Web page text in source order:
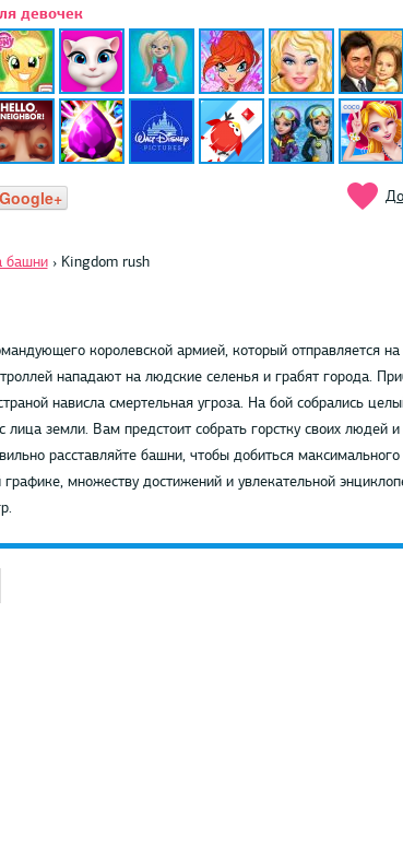
девочек
Google+
башни › Kingdom rush
королевской армией, который отправляется
нападают на людские селенья и грабят города.
нависла смертельная угроза. На бой собрались
лица земли. Вам предстоит собрать горстку своих людей
расставляйте башни, чтобы добиться максимального
множеству достижений и увлекательной